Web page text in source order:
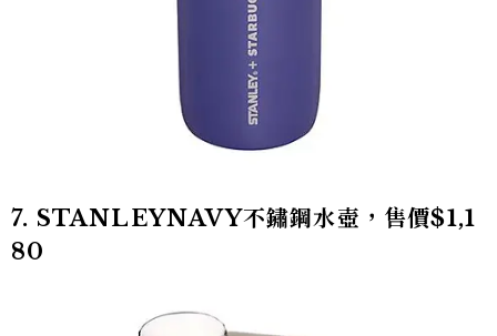
7. STANLEYNAVY不鏽鋼水壺，售價$1,1
80